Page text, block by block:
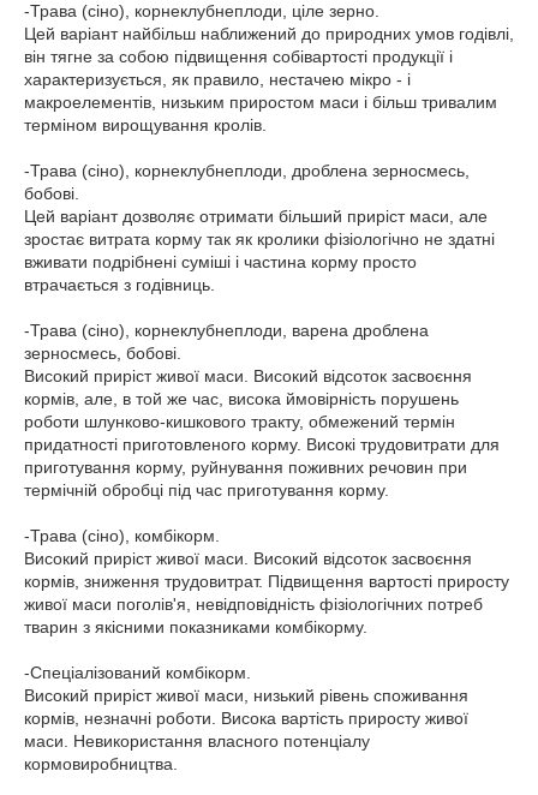
-Трава (сіно), корнеклубнеплоди, ціле зерно.
Цей варіант найбільш наближений до природних умов годівлі,
він тягне за собою підвищення собівартості продукції і
характеризується, як правило, нестачею мікро - і
макроелементів, низьким приростом маси і більш тривалим
терміном вирощування кролів.
-Трава (сіно), корнеклубнеплоди, дроблена зерносмесь,
бобові.
Цей варіант дозволяє отримати більший приріст маси, але
зростає витрата корму так як кролики фізіологічно не здатні
вживати подрібнені суміші і частина корму просто
втрачається з годівниць.
-Трава (сіно), корнеклубнеплоди, варена дроблена
зерносмесь, бобові.
Високий приріст живої маси. Високий відсоток засвоєння
кормів, але, в той же час, висока ймовірність порушень
роботи шлунково-кишкового тракту, обмежений термін
придатності приготовленого корму. Високі трудовитрати для
приготування корму, руйнування поживних речовин при
термічній обробці під час приготування корму.
-Трава (сіно), комбікорм.
Високий приріст живої маси. Високий відсоток засвоєння
кормів, зниження трудовитрат. Підвищення вартості приросту
живої маси поголів'я, невідповідність фізіологічних потреб
тварин з якісними показниками комбікорму.
-Спеціалізований комбікорм.
Високий приріст живої маси, низький рівень споживання
кормів, незначні роботи. Висока вартість приросту живої
маси. Невикористання власного потенціалу
кормовиробництва.